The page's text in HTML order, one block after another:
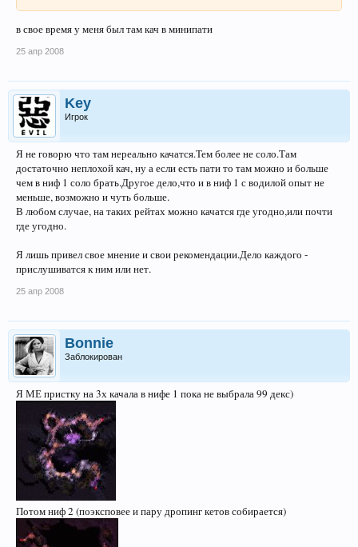
в свое время у меня был там кач в минипати
25 апр 2008
Key
Игрок
Я не говорю что там нереально качатся.Тем более не соло.Там
достаточно неплохой кач, ну а если есть пати то там можно и больше
чем в ниф 1 соло брать.Другое дело,что и в ниф 1 с водилой опыт не
меньше, возможно и чуть больше.
В любом случае, на таких рейтах можно качатся где угодно,или почти
где угодно.
Я лишь привел свое мнение и свои рекомендации.Дело каждого -
прислушиватся к ним или нет.
25 апр 2008
Bonnie
Заблокирован
Я МЕ пристку на 3х качала в нифе 1 пока не выбрала 99 декс)
Потом ниф 2 (поэксповее и пару дропинг кетов собирается)